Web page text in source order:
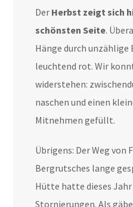
Der Herbst zeigt sich
schönsten Seite.
Hänge durch
leuchtend rot. Wir
widerstehen:
naschen und einen
Mitnehmen gefüllt.
Übrigens: Der Weg von
Bergrutsches lange
Hütte hatte dieses Jahr
Stornierungen. Als